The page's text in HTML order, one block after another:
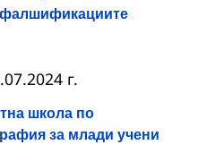
школа по
за млади учени
г.